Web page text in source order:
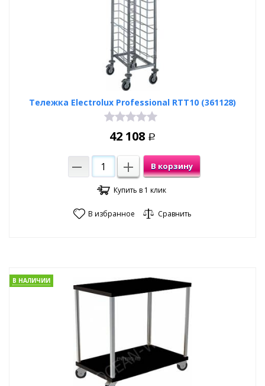
Тележка Electrolux Professional RTT10 (361128)
42 108 Р
В корзину
Купить в 1 клик
В избранное Сравнить
В НАЛИЧИИ